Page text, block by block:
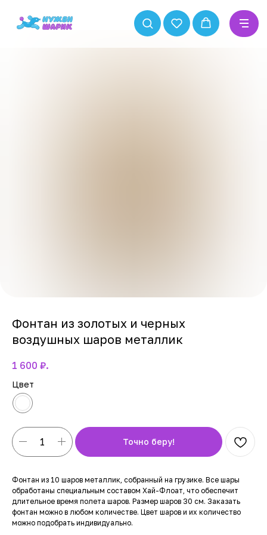
Фонтан из золотых и черных
воздушных шаров металлик
1 600 ₽.
Цвет
Точно беру!
Фонтан из 10 шаров металлик, собранный на грузике. Все шары
обработаны специальным составом Хай-Флоат, что обеспечит
длительное время полета шаров. Размер шаров 30 см. Заказать
фонтан можно в любом количестве. Цвет шаров и их количество
можно подобрать индивидуально.